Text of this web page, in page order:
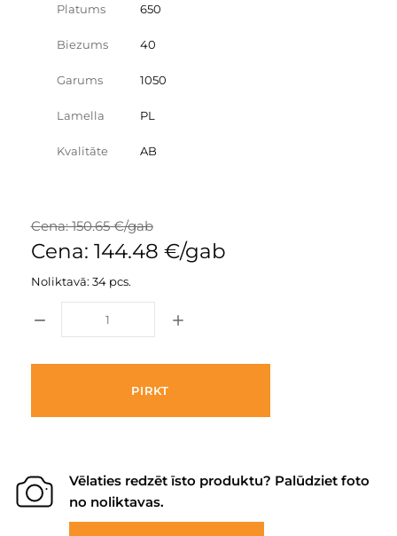
Platums 650
Biezums 40
Garums 1050
Lamella PL
Kvalitāte AB
Cena: 150.65 €/gab
Cena: 144.48 €/gab
Noliktavā: 34 pcs.
PIRKT
Vēlaties redzēt īsto produktu? Palūdziet foto
no noliktavas.